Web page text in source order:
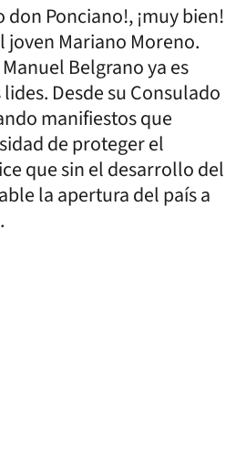
don Ponciano!, ¡muy bien!
Mariano Moreno.
Belgrano ya es
Desde su Consulado
manifiestos que
de proteger el
que sin el desarrollo del
la apertura del país a